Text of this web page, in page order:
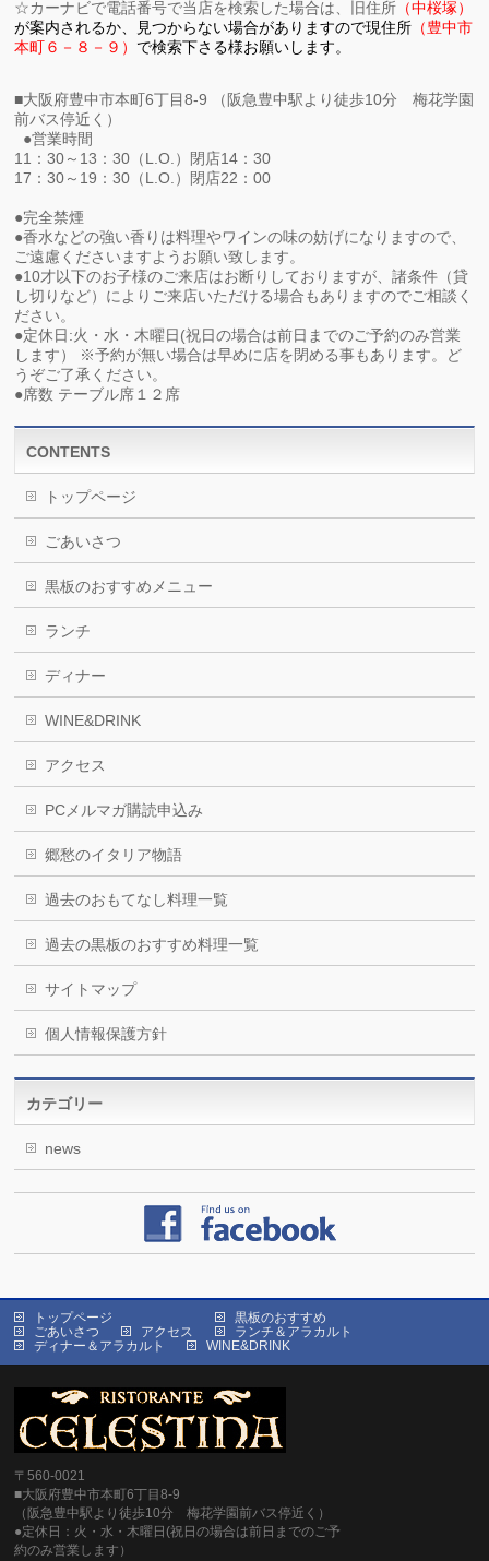
☆カーナビで電話番号で当店を検索した場合は、旧住所 （中桜塚）
が案内されるか、見つからない場合がありますので現住所 （豊中市
本町６－８－９） で検索下さる様お願いします。
■大阪府豊中市本町6丁目8-9 （阪急豊中駅より徒歩10分 梅花学園
前バス停近く）
●営業時間
11：30～13：30（L.O.）閉店14：30
17：30～19：30（L.O.）閉店22：00
●完全禁煙
●香水などの強い香りは料理やワインの味の妨げになりますので、
ご遠慮くださいますようお願い致します。
●10才以下のお子様のご来店はお断りしておりますが、諸条件（貸
し切りなど）によりご来店いただける場合もありますのでご相談く
ださい。
●定休日:火・水・木曜日(祝日の場合は前日までのご予約のみ営業
します） ※予約が無い場合は早めに店を閉める事もあります。ど
うぞご了承ください。
●席数 テーブル席１２席
CONTENTS
トップページ
ごあいさつ
黒板のおすすめメニュー
ランチ
ディナー
WINE&DRINK
アクセス
PCメルマガ購読申込み
郷愁のイタリア物語
過去のおもてなし料理一覧
過去の黒板のおすすめ料理一覧
サイトマップ
個人情報保護方針
カテゴリー
news
トップページ
ごあいさつ
アクセス
黒板のおすすめ
ランチ＆アラカルト
ディナー＆アラカルト
WINE&DRINK
〒560-0021
■大阪府豊中市本町6丁目8-9
（阪急豊中駅より徒歩10分 梅花学園前バス停近く）
●定休日：火・水・木曜日(祝日の場合は前日までのご予
約のみ営業します）